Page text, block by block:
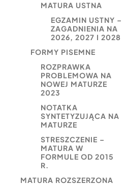
MATURA USTNA
EGZAMIN USTNY –
ZAGADNIENIA NA
2026, 2027 I 2028
FORMY PISEMNE
ROZPRAWKA
PROBLEMOWA NA
NOWEJ MATURZE
2023
NOTATKA
SYNTETYZUJĄCA NA
MATURZE
STRESZCZENIE –
MATURA W
FORMULE OD 2015
R.
MATURA ROZSZERZONA